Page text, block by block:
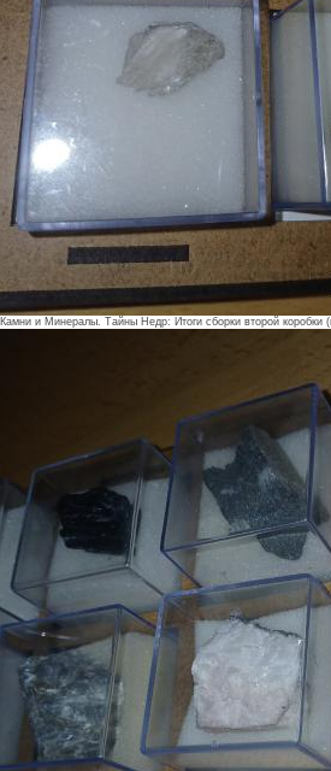
Камни и Минералы. Тайны Недр: Итоги сборки второй